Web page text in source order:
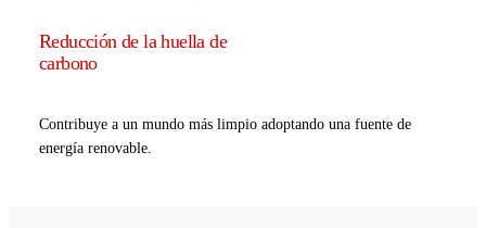
Reducción de la huella de
carbono
Contribuye a un mundo más limpio adoptando una fuente de
energía renovable.